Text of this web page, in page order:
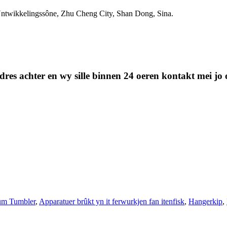
Zhu Cheng City, Shan Dong, Sina.
achter en wy sille binnen 24 oeren kontakt mei jo
Tumbler, Apparatuer brûkt yn it ferwurkjen fan itenfisk, Hangerkip,